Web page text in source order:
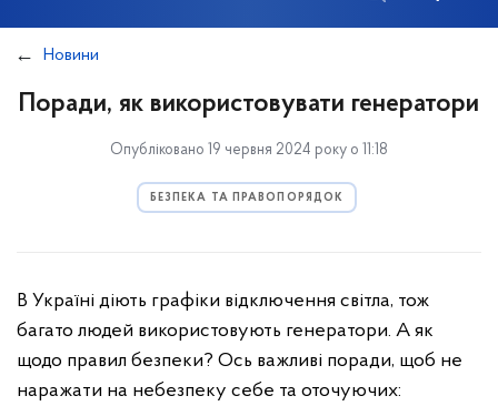
Новини
Поради, як використовувати генератори
Опубліковано 19 червня 2024 року о 11:18
БЕЗПЕКА ТА ПРАВОПОРЯДОК
В Україні діють графіки відключення світла, тож
багато людей використовують генератори. А як
щодо правил безпеки? Ось важливі поради, щоб не
наражати на небезпеку себе та оточуючих: